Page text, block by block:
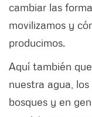
cambiar las
movilizamos y
producimos.
Aquí también
nuestra agua,
bosques y en